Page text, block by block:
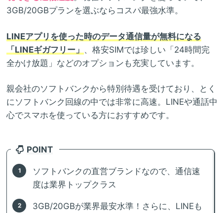
3GB/20GBプランを選ぶならコスパ最強水準。
LINEアプリを使った時のデータ通信量が無料になる
「LINEギガフリー」 、格安SIMでは珍しい「24時間完
全かけ放題」などのオプションも充実しています。
親会社のソフトバンクから特別待遇を受けており、とく
にソフトバンク回線の中では非常に高速。LINEや通話中
心でスマホを使っている方におすすめです。
POINT
ソフトバンクの直営ブランドなので、通信速
度は業界トップクラス
3GB/20GBが業界最安水準！さらに、LINEも